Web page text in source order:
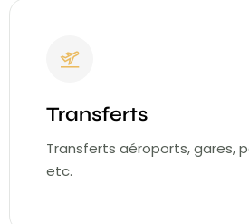
Transferts
Transferts aéroports, gares,
etc.